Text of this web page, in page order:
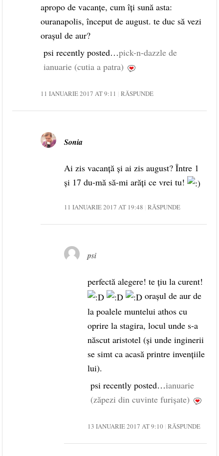
apropo de vacanțe, cum îți sună asta:
ouranapolis, început de august. te duc să vezi
orașul de aur?
psi recently posted…pick-n-dazzle de
ianuarie (cutia a patra)
11 IANUARIE 2017 AT 9:11 RĂSPUNDE
Sonia
Ai zis vacanță și ai zis august? Între 1
și 17 du-mă să-mi arăți ce vrei tu!
11 IANUARIE 2017 AT 19:48 RĂSPUNDE
psi
perfectă alegere! te țiu la curent!
orașul de aur de
la poalele muntelui athos cu
oprire la stagira, locul unde s-a
născut aristotel (și unde inginerii
se simt ca acasă printre invențiile
lui).
psi recently posted…ianuarie
(zăpezi din cuvinte furișate)
13 IANUARIE 2017 AT 9:10 RĂSPUNDE